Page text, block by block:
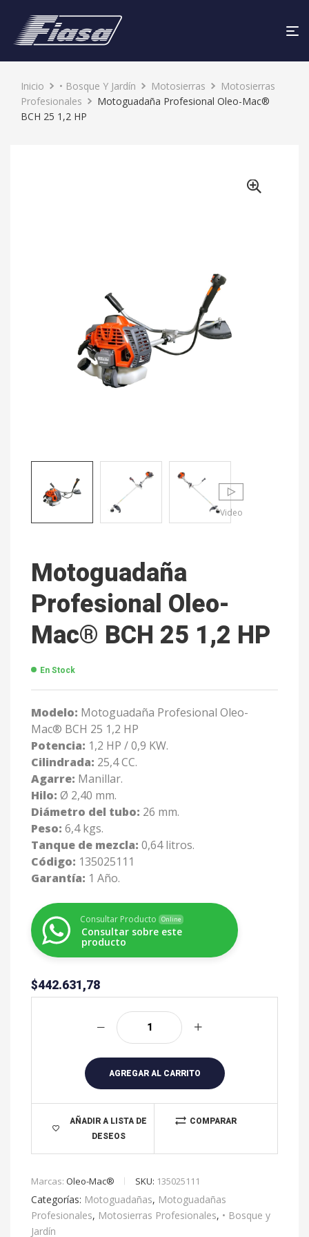
Inicio • Bosque Y Jardín Motosierras
Motosierras
Profesionales
Motoguadaña Profesional Oleo-Mac®
BCH 25 1,2 HP
Video
Motoguadaña
Profesional Oleo-
Mac® BCH 25 1,2 HP
En Stock
Modelo: Motoguadaña Profesional Oleo-
Mac® BCH 25 1,2 HP
Potencia: 1,2 HP / 0,9 KW.
Cilindrada: 25,4 CC.
Agarre: Manillar.
Hilo: Ø 2,40 mm.
Diámetro del tubo: 26 mm.
Peso: 6,4 kgs.
Tanque de mezcla: 0,64 litros.
Código: 135025111
Garantía: 1 Año.
Consultar Producto Online
Consultar sobre este
producto
$442.631,78
AGREGAR AL CARRITO
AÑADIR A LISTA DE
DESEOS
COMPARAR
e
r
n
a
v
Marcas: Oleo-Mac® SKU: 135025111
Categorías: Motoguadañas, Motoguadañas
Profesionales, Motosierras Profesionales, • Bosque y
Jardín